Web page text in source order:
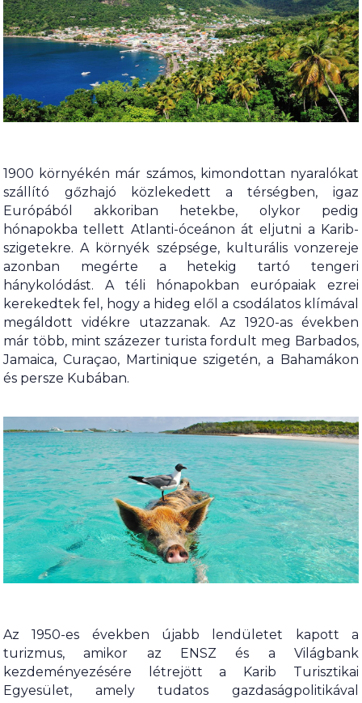
1900 környékén már számos, kimondottan nyaralókat
szállító gőzhajó közlekedett a térségben, igaz
Európából akkoriban hetekbe, olykor pedig
hónapokba tellett Atlanti-óceánon át eljutni a Karib-
szigetekre. A környék szépsége, kulturális vonzereje
azonban megérte a hetekig tartó tengeri
hánykolódást. A téli hónapokban európaiak ezrei
kerekedtek fel, hogy a hideg elől a csodálatos klímával
megáldott vidékre utazzanak. Az 1920-as években
már több, mint százezer turista fordult meg Barbados,
Jamaica, Curaçao, Martinique szigetén, a Bahamákon
és persze Kubában.
Az 1950-es években újabb lendületet kapott a
turizmus, amikor az ENSZ és a Világbank
kezdeményezésére létrejött a Karib Turisztikai
Egyesület, amely tudatos gazdaságpolitikával